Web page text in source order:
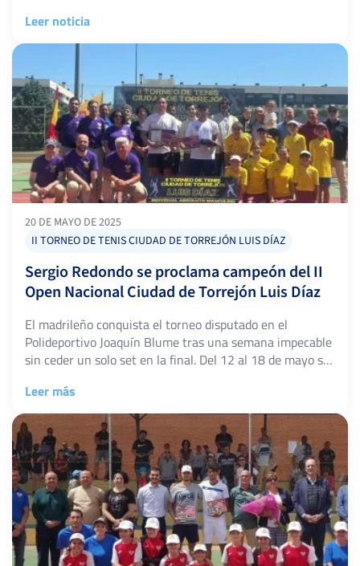
Leer noticia
20 DE MAYO DE 2025
II TORNEO DE TENIS CIUDAD DE TORREJÓN LUIS DÍAZ
Sergio Redondo se proclama campeón del II
Open Nacional Ciudad de Torrejón Luis Díaz
El madrileño conquista el torneo disputado en el
Polideportivo Joaquín Blume tras una semana impecable
sin ceder un solo set en la final. Del 12 al 18 de mayo se
Nacional de Tenis Ciudad de Torrejón Luis Díaz, prueba
puntuable para el circuito IBP Tenis Pro […]
Leer más